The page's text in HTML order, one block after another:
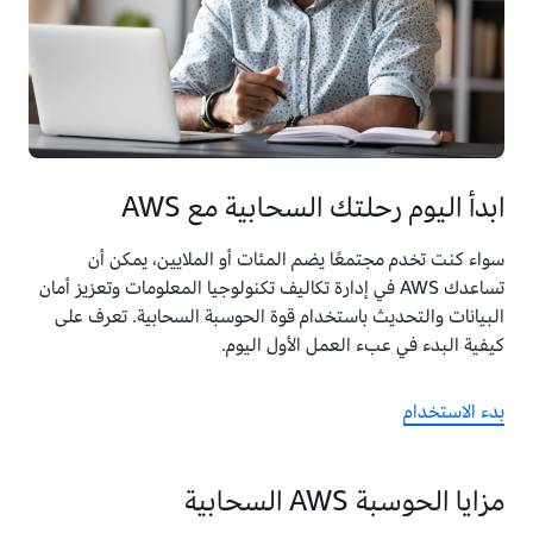
ابدأ اليوم رحلتك السحابية مع AWS
سواء كنت تخدم مجتمعًا يضم المئات أو الملايين، يمكن أن
تساعدك AWS في إدارة تكاليف تكنولوجيا المعلومات وتعزيز أمان
البيانات والتحديث باستخدام قوة الحوسبة السحابية. تعرف على
كيفية البدء في عبء العمل الأول اليوم.
بدء الاستخدام
مزايا الحوسبة AWS السحابية